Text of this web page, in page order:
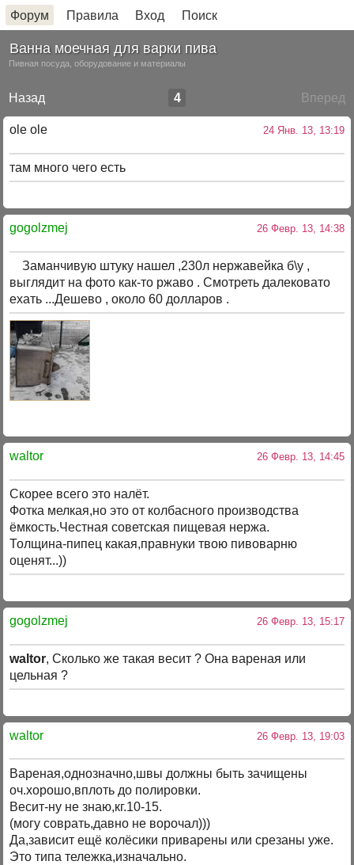
Форум Правила Вход Поиск
Ванна моечная для варки пива
Пивная посуда, оборудование и материалы
Назад Вперед
4
ole ole 24 Янв. 13, 13:19
там много чего есть
gogolzmej 26 Февр. 13, 14:38
Заманчивую штуку нашел ,230л нержавейка б\у ,
выглядит на фото как-то ржаво . Смотреть далековато
ехать ...Дешево , около 60 долларов .
waltor 26 Февр. 13, 14:45
Скорее всего это налёт.
Фотка мелкая,но это от колбасного производства
ёмкость.Честная советская пищевая нержа.
Толщина-пипец какая,правнуки твою пивоварню
оценят...))
gogolzmej 26 Февр. 13, 15:17
waltor, Сколько же такая весит ? Она вареная или
цельная ?
waltor 26 Февр. 13, 19:03
Вареная,однозначно,швы должны быть зачищены
оч.хорошо,вплоть до полировки.
Весит-ну не знаю,кг.10-15.
(могу соврать,давно не ворочал)))
Да,зависит ещё колёсики приварены или срезаны уже.
Это типа тележка,изначально.